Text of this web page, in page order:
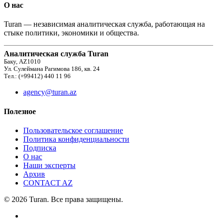
О нас
Turan — независимая аналитическая служба, работающая на
стыке политики, экономики и общества.
Аналитическая служба Turan
Баку, AZ1010
Ул. Сулеймана Рагимова 186, кв. 24
Тел.: (+99412) 440 11 96
agency@turan.az
Полезное
Пользовательское соглашение
Политика конфиденциальности
Подписка
О нас
Наши эксперты
Архив
CONTACT AZ
© 2026 Turan. Все права защищены.